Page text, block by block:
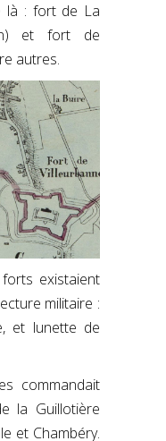
là : fort de La
et fort de
autres.
forts existaient
militaire :
et lunette de
commandait
la Guillotière
et Chambéry.